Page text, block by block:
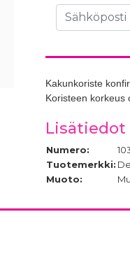
Kakunkoriste
Koristeen korkeus
Lisätiedot
Numero:
Tuotemerkki:
Muoto: